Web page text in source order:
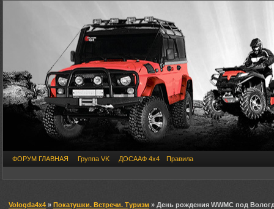
ФОРУМ ГЛАВНАЯ Группа VK ДОСААФ 4х4 Правила
Vologda4x4 » Покатушки. Встречи. Туризм » День рождения WWMC под